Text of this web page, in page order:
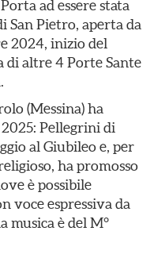
ad essere stata
San Pietro, aperta da
2024, inizio del
di altre 4 Porte Sante
(Messina) ha
Pellegrini di
al Giubileo e, per
ha promosso
è possibile
voce espressiva da
musica è del M°